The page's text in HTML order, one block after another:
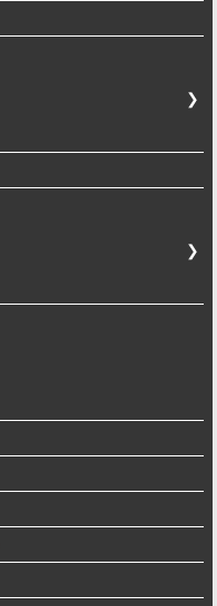
❯
❯